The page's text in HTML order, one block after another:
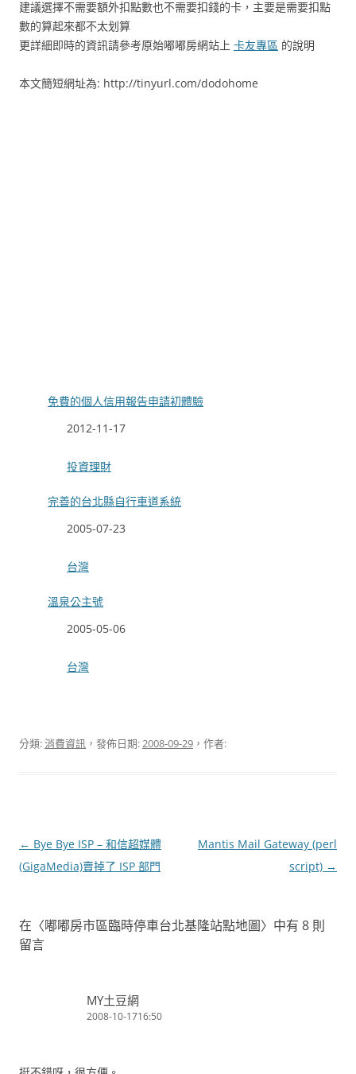
建議選擇不需要額外扣點數也不需要扣錢的卡，主要是需要扣點
數的算起來都不太划算
更詳細即時的資訊請參考原始嘟嘟房網站上 卡友專區 的說明
本文簡短網址為: http://tinyurl.com/dodohome
免費的個人信用報告申請初體驗
日期
2012-11-17
關於
投資理財
完善的台北縣自行車道系統
日期
2005-07-23
關於
台灣
溫泉公主號
日期
2005-05-06
關於
台灣
分類:消費資訊 ，發佈日期:2008-09-29 ，作者:
文
章
← Bye Bye ISP – 和信超媒體
(GigaMedia)賣掉了 ISP 部門
Mantis Mail Gateway (perl
script) →
在〈嘟嘟房市區臨時停車台北基隆站點地圖〉中有 8 則
留言
MY土豆網
2008-10-1716:50